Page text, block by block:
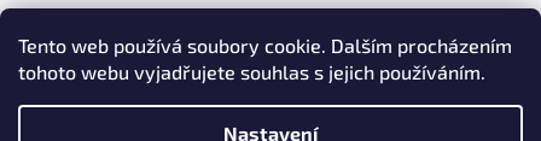
Tento web používá soubory cookie. Dalším procházením
tohoto webu vyjadřujete souhlas s jejich používáním.
Nastavení
Sledovat na Instagramu
Facebook